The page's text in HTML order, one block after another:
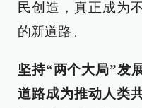
民创造，真正成为
的新道路。
坚持“两个大局”发
道路成为推动人类